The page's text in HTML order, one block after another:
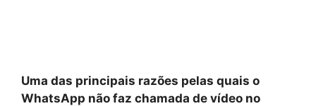
Uma das principais razões pelas quais o
WhatsApp não faz chamada de vídeo no